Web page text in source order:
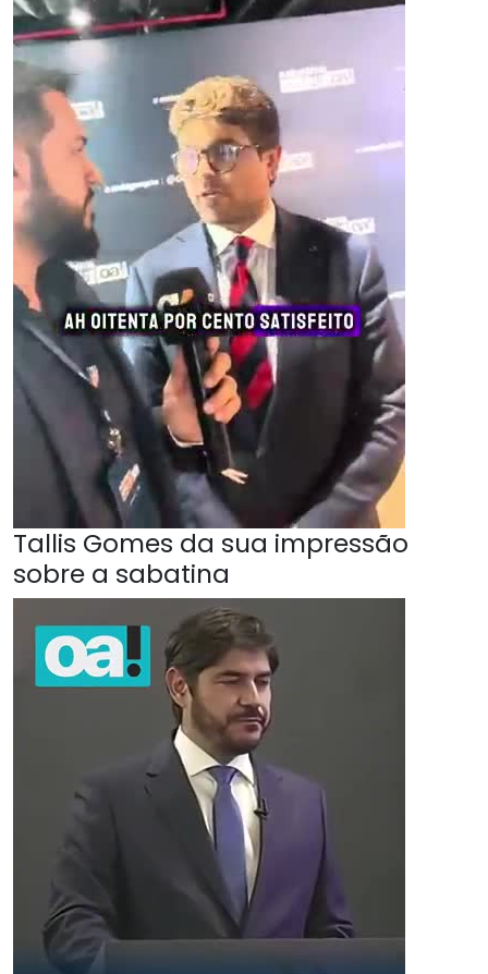
Tallis Gomes da sua impressão
sobre a sabatina